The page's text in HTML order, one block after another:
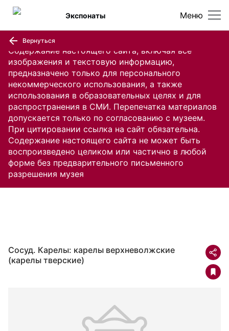
Содержание настоящего сайта, включая все
изображения и текстовую информацию,
предназначено только для персонального
некоммерческого использования, а также
использования в образовательных целях и для
распространения в СМИ. Перепечатка материалов
допускается только по согласованию с музеем.
При цитировании ссылка на сайт обязательна.
Содержание настоящего сайта не может быть
воспроизведено целиком или частично в любой
форме без предварительного письменного
разрешения музея
Меню
Экспонаты
Вернуться
Сосуд. Карелы: карелы верхневолжские
(карелы тверские)